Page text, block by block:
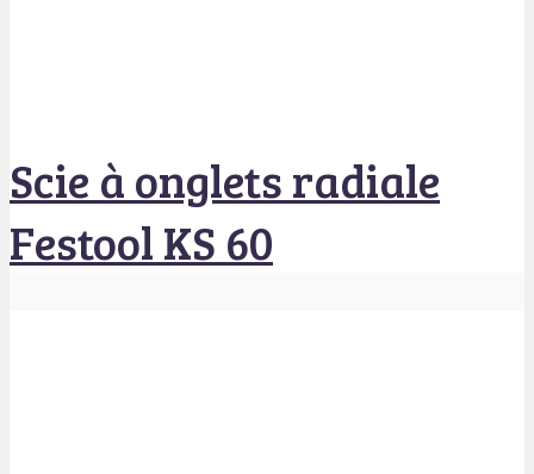
Scie à onglets radiale
Festool KS 60